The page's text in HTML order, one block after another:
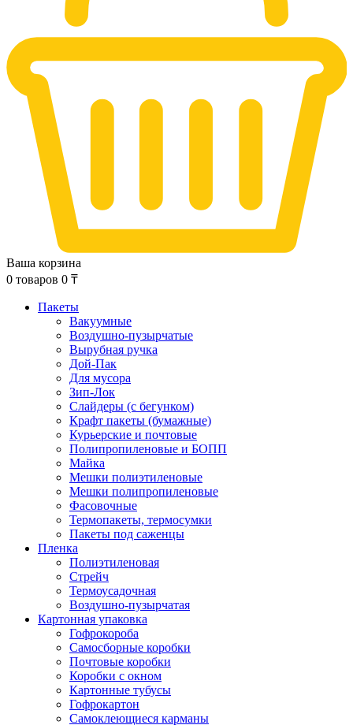
Ваша корзина
0 товаров 0 ₸
Пакеты
Вакуумные
Воздушно-пузырчатые
Вырубная ручка
Дой-Пак
Для мусора
Зип-Лок
Слайдеры (с бегунком)
Крафт пакеты (бумажные)
Курьерские и почтовые
Полипропиленовые и БОПП
Майка
Мешки полиэтиленовые
Мешки полипропиленовые
Фасовочные
Термопакеты, термосумки
Пакеты под саженцы
Пленка
Полиэтиленовая
Стрейч
Термоусадочная
Воздушно-пузырчатая
Картонная упаковка
Гофрокороба
Самосборные коробки
Почтовые коробки
Коробки с окном
Картонные тубусы
Гофрокартон
Самоклеющиеся карманы